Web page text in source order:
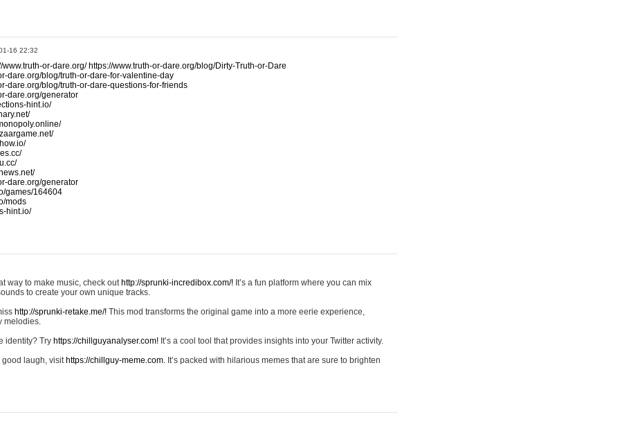
16 22:32
www.truth-or-dare.org/ https://www.truth-or-dare.org/blog/Dirty-Truth-or-Dare
dare.org/blog/truth-or-dare-for-valentine-day
dare.org/blog/truth-or-dare-questions-for-friends
dare.org/generator
hint.io/
dare.org/generator
games/164604
mods
hint.io/
way to make music, check out http://sprunki-incredibox.com/! It’s a fun platform where you can mix
to create your own unique tracks.
http://sprunki-retake.me/! This mod transforms the original game into a more eerie experience,
melodies.
identity? Try https://chillguyanalyser.com! It’s a cool tool that provides insights into your Twitter activity.
good laugh, visit https://chillguy-meme.com. It’s packed with hilarious memes that are sure to brighten